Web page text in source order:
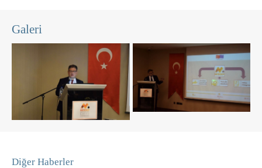
Galeri
Diğer Haberler